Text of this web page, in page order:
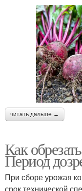
читать дальше →
Как
Период
При сборе урожая
срок технической